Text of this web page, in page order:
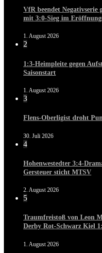
VfR beendet Negativserie
mit 3:0-Sieg im
1. August 2026
2
1:3-Heimpleite gegen
Saisonstart
1. August 2026
3
Flens-Oberligist droht
30. Juli 2026
4
Hohenwestedter 3:4-
Gersteuer sticht MTSV
2. August 2026
5
Traumfreistoß von Leon
Derby Rot-Schwarz Kiel
1. August 2026